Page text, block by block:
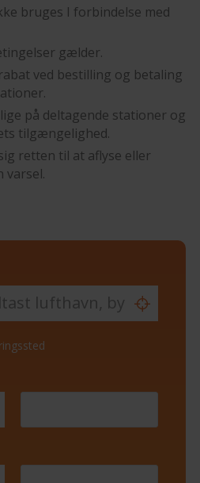
bruges I forbindelse med
gælder.
ved bestilling og betaling
på deltagende stationer og
tilgængelighed.
retten til at aflyse eller
varsel.